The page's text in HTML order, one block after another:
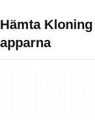
Hämta
apparna